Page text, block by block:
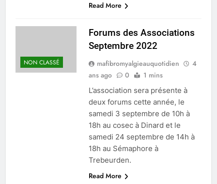
Read More
NON CLASSÉ
Forums des Associations
Septembre 2022
mafibromyalgieauquotidien
4
ans ago
0 1 mins
L’association sera présente à
deux forums cette année, le
samedi 3 septembre de 10h à
18h au cosec à Dinard et le
samedi 24 septembre de 14h à
18h au Sémaphore à
Trebeurden.
Read More